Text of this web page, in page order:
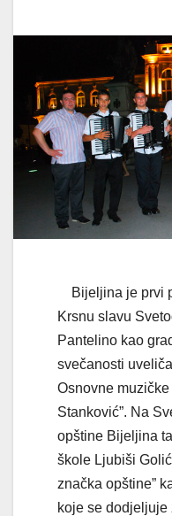
Bijeljina je prvi
Krsnu slavu
Pantelino kao
svečanosti
Osnovne
Stanković”. Na
opštine Bijeljina
škole Ljubiši
značka opštine”
koje se dodjeljuje